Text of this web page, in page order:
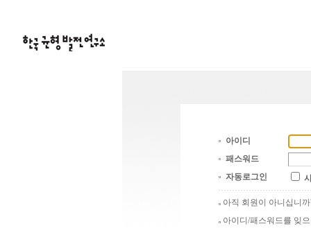
아이디
패스워드
자동로그인
아직 회원이 아니십니
아이디/패스워드를 잊